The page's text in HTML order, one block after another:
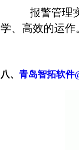
报警管理实
学、高效的运作
八、 青岛智拓软件